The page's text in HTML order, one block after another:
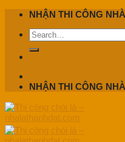
Skip
content
NHẬN THI CÔNG
NHẬN THI CÔNG